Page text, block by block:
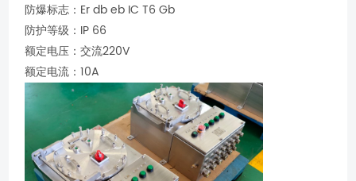
防爆标志：Er db eb IC T6 Gb
防护等级：IP 66
额定电压：交流220V
额定电流：10A